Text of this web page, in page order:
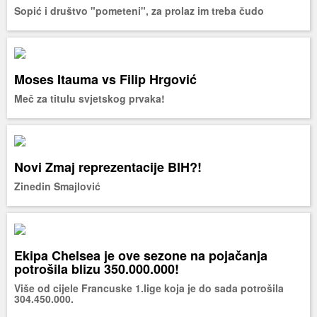
Sopić i društvo "pometeni", za prolaz im treba čudo
Moses Itauma vs Filip Hrgović
Meč za titulu svjetskog prvaka!
Novi Zmaj reprezentacije BIH?!
Zinedin Smajlović
Ekipa Chelsea je ove sezone na pojačanja
potrošila blizu 350.000.000!
Više od cijele Francuske 1.lige koja je do sada potrošila
304.450.000.